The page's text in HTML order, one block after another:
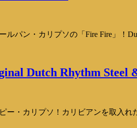
ルパン・カリプソの「Fire Fire」！
Dutch Rhythm Steel
ー・カリプソ！カリビアンを取入